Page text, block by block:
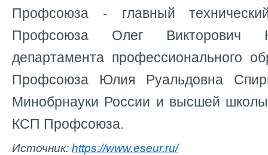
Профсоюза - главный
Профсоюза Олег Викторович
департамента профессионального
Профсоюза Юлия Руальдовна
Минобрнауки России и высшей
КСП Профсоюза.
Источник: https://www.eseur.ru/